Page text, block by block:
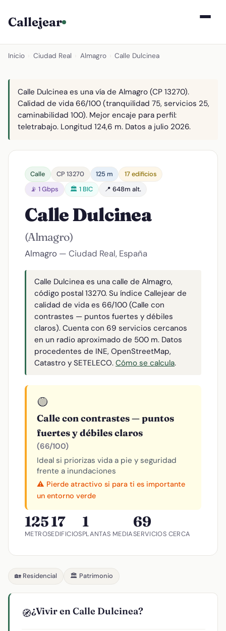
Callejear
Inicio Ciudad Real Almagro Calle Dulcinea
Calle Dulcinea es una vía de Almagro (CP 13270).
Calidad de vida 66/100 (tranquilidad 75, servicios 25,
caminabilidad 100). Mejor encaje para perfil:
teletrabajo. Longitud 124,6 m. Datos a julio 2026.
Calle CP 13270 125 m
17 edificios
📡 1 Gbps
🏛️ 1 BIC 📍 648m alt.
Calle Dulcinea
(Almagro)
Almagro — Ciudad Real, España
Calle Dulcinea es una calle de Almagro,
código postal 13270. Su índice Callejear de
calidad de vida es 66/100 (Calle con
contrastes — puntos fuertes y débiles
claros). Cuenta con 69 servicios cercanos
en un radio aproximado de 500 m. Datos
procedentes de INE, OpenStreetMap,
Catastro y SETELECO. Cómo se calcula.
🟡
Calle con contrastes — puntos
fuertes y débiles claros
(66/100)
Ideal si priorizas vida a pie y seguridad
frente a inundaciones
⚠️ Pierde atractivo si para ti es importante
un entorno verde
125
METROS
17
EDIFICIOS
1
PLANTAS MEDIA
69
SERVICIOS CERCA
🏡 Residencial 🏛️ Patrimonio
🧭¿Vivir en Calle Dulcinea?